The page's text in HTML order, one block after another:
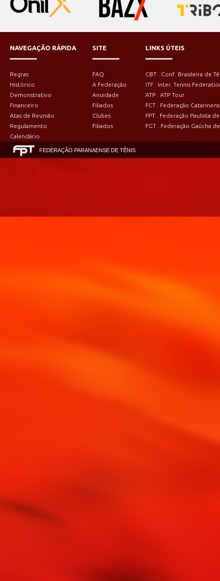
NAVEGAÇÃO RÁPIDA
Regras
Histórico
Demonstrativo
Financeiro
Atas de Reunião
Regulamento
Calendário
SITE
FAQ
A Federação
Anuidade
Filiados
Clubes
Filiados
LINKS ÚTEIS
CBT . Conf. Brasileira de
ITF . Inter. Tennis
ATP . ATP Tour
FCT . Federação
FPT . Federação Paulista
FGT . Federação Gaúcha
FEDERAÇÃO PARANAENSE DE TÊNIS